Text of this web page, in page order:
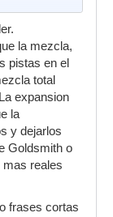
sé si
utilizaré
mejores
y en los
hablando de
la mezcla,
pistas en el
total
expansion
la
y dejarlos
Goldsmith o
mas reales
frases cortas